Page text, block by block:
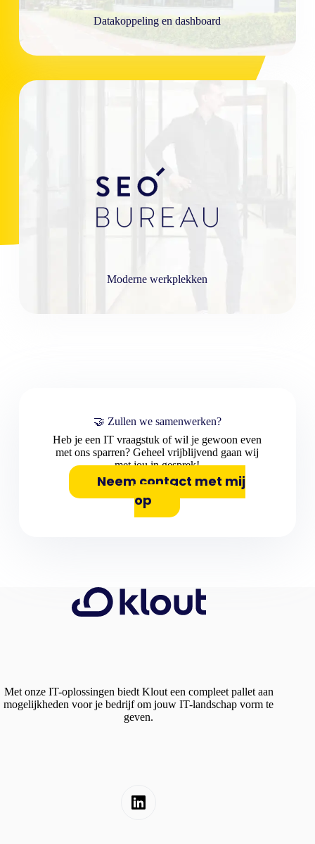
Datakoppeling en dashboard
Moderne werkplekken
🤝 Zullen we samenwerken?
Heb je een IT vraagstuk of wil je gewoon even
met ons sparren? Geheel vrijblijvend gaan wij
met jou in gesprek!
Neem contact met mij
op
Met onze IT-oplossingen biedt Klout een compleet pallet aan
mogelijkheden voor je bedrijf om jouw IT-landschap vorm te
geven.